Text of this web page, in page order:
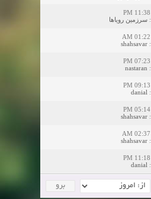
:سرزمین رویاها
:
shahsavar
:
nastaran
:
danial
:
shahsavar
:
shahsavar
:
danial